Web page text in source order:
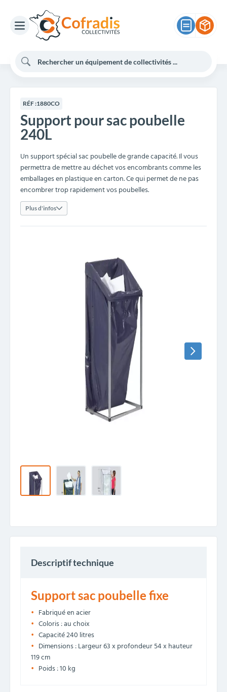
RÉF :1880CO
Support pour sac poubelle
240L
Un support spécial sac poubelle de grande capacité. Il vous
permettra de mettre au déchet vos encombrants comme les
emballages en plastique en carton. Ce qui permet de ne pas
encombrer trop rapidement vos poubelles.
Plus d'infos
Descriptif technique
Support sac poubelle fixe
Fabriqué en acier
Coloris : au choix
Capacité 240 litres
Dimensions : Largeur 63 x profondeur 54 x hauteur
119 cm
Poids : 10 kg